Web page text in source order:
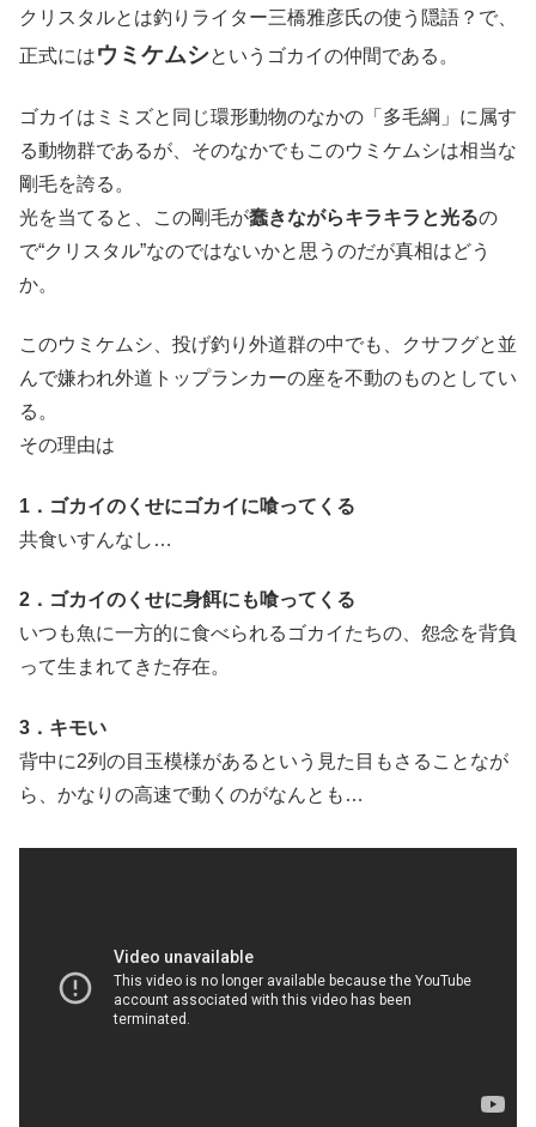
クリスタルとは釣りライター三橋雅彦氏の使う隠語？で、
正式にはウミケムシというゴカイの仲間である。
ゴカイはミミズと同じ環形動物のなかの「多毛綱」に属す
る動物群であるが、そのなかでもこのウミケムシは相当な
剛毛を誇る。
光を当てると、この剛毛が蠢きながらキラキラと光るの
で“クリスタル”なのではないかと思うのだが真相はどう
か。
このウミケムシ、投げ釣り外道群の中でも、クサフグと並
んで嫌われ外道トップランカーの座を不動のものとしてい
る。
その理由は
1．ゴカイのくせにゴカイに喰ってくる
共食いすんなし…
2．ゴカイのくせに身餌にも喰ってくる
いつも魚に一方的に食べられるゴカイたちの、怨念を背負
って生まれてきた存在。
3．キモい
背中に2列の目玉模様があるという見た目もさることなが
ら、かなりの高速で動くのがなんとも…